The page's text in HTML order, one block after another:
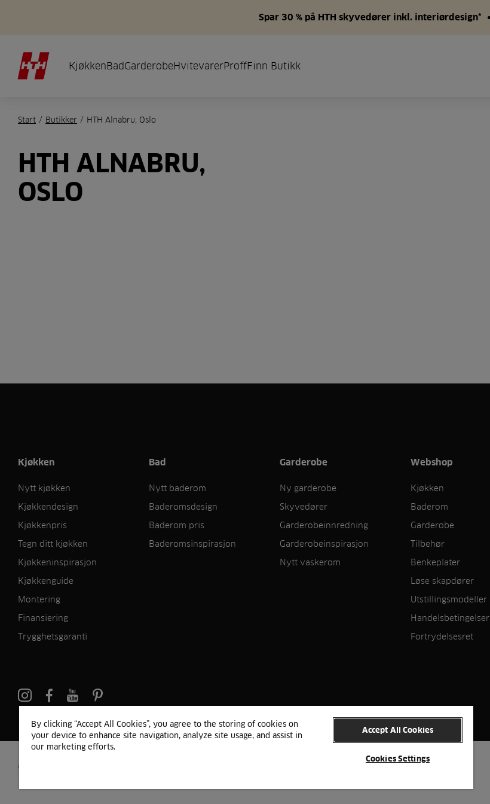
Spar 30 % på HTH skyvedører inkl. interiørdesign*
KjøkkenBadGarderobeHvitevarerProffFinn Butikk
Start / Butikker / HTH Alnabru, Oslo
HTH ALNABRU,
OSLO
Kjøkken
Nytt kjøkken
Kjøkkendesign
Kjøkkenpris
Tegn ditt kjøkken
Kjøkkeninspirasjon
Kjøkkenguide
Montering
Finansiering
Trygghetsgaranti
Bad
Nytt baderom
Baderomsdesign
Baderom pris
Baderomsinspirasjon
Garderobe
Ny garderobe
Skyvedører
Garderobeinnredning
Garderobeinspirasjon
Nytt vaskerom
Webshop
Kjøkken
Baderom
Garderobe
Tilbehør
Benkeplater
Løse skapdører
Utstillingsmodeller
Handelsbetingelser
Fortrydelsesret
pinterest
© 2024 HTH
By clicking “Accept All Cookies”, you agree to the storing of cookies on
your device to enhance site navigation, analyze site usage, and assist in
our marketing efforts.
Accept All Cookies
Cookies Settings